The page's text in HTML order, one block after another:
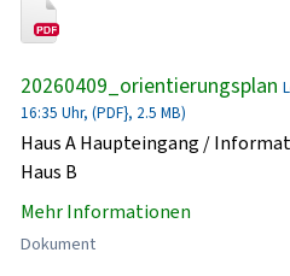
20260409_orientierungsplan
16:35 Uhr, (PDF}, 2.5 MB)
Haus A Haupteingang /
Haus B
Mehr Informationen
Dokument